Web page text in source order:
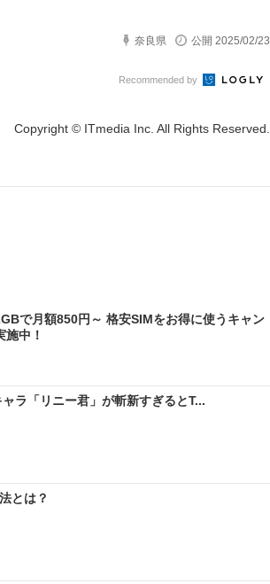
奈良県 公開 2025/02/23
Recommended by
Copyright © ITmedia Inc. All Rights Reserved.
で月額850円～ 格安SIMをお得に使うキャン
施中！
ラ「リニー君」が斬新すぎるとT...
とは？